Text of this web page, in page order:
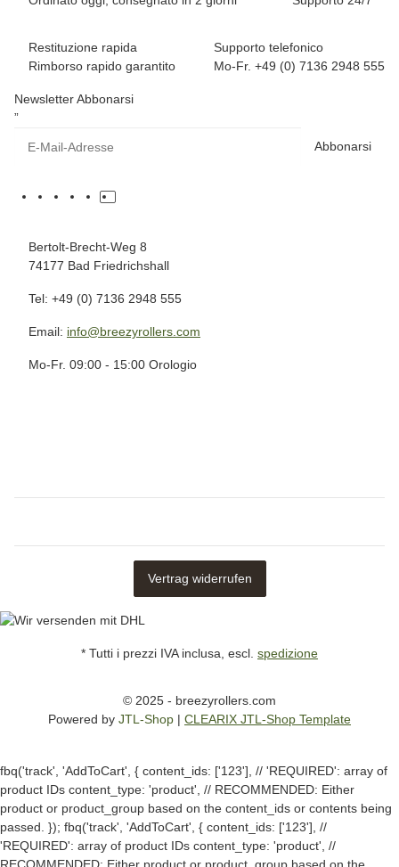
Restituzione rapida
Rimborso rapido garantito
Supporto telefonico
Mo-Fr. +49 (0) 7136 2948 555
Newsletter Abbonarsi
”
Abbonarsi
Bertolt-Brecht-Weg 8
74177 Bad Friedrichshall
Tel: +49 (0) 7136 2948 555
Email: info@breezyrollers.com
Mo-Fr. 09:00 - 15:00 Orologio
Vertrag widerrufen
* Tutti i prezzi IVA inclusa, escl. spedizione
© 2025 - breezyrollers.com
Powered by JTL-Shop | CLEARIX JTL-Shop Template
fbq('track', 'AddToCart', { content_ids: ['123'], // 'REQUIRED': array of
product IDs content_type: 'product', // RECOMMENDED: Either
product or product_group based on the content_ids or contents being
passed. }); fbq('track', 'AddToCart', { content_ids: ['123'], //
'REQUIRED': array of product IDs content_type: 'product', //